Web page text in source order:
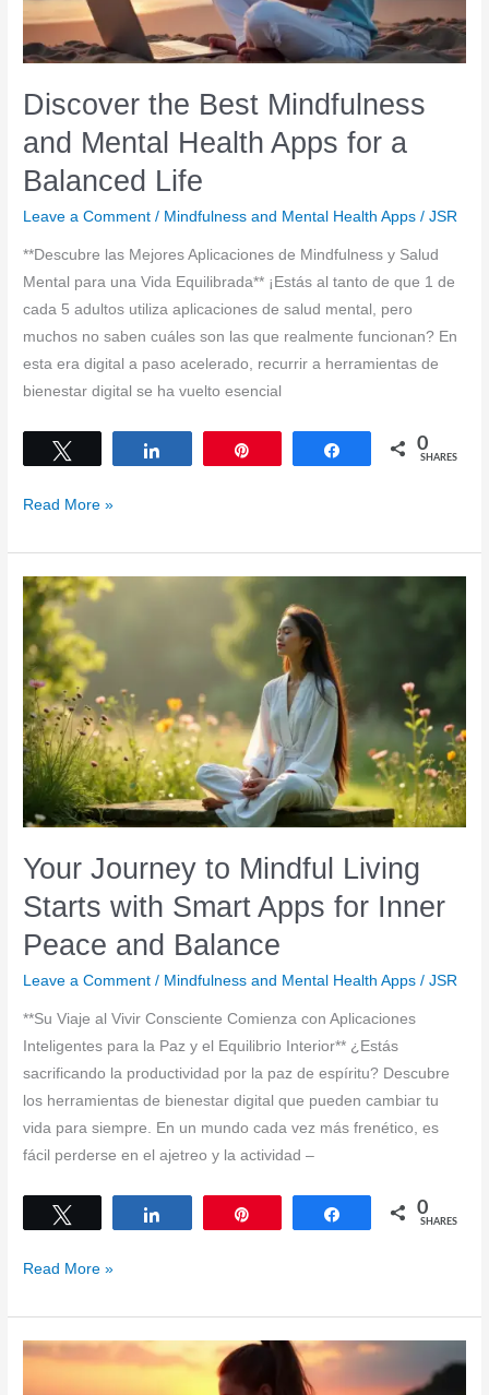
Inner
Peace
Discover the Best Mindfulness
and Mental Health Apps for a
Balanced Life
Leave a Comment / Mindfulness and Mental Health Apps /JSR
**Descubre las Mejores Aplicaciones de Mindfulness y Salud
Mental para una Vida Equilibrada** ¡Estás al tanto de que 1 de
cada 5 adultos utiliza aplicaciones de salud mental, pero
muchos no saben cuáles son las que realmente funcionan? En
esta era digital a paso acelerado, recurrir a herramientas de
bienestar digital se ha vuelto esencial
Share 0
SHARES
Discover
Best
Mindfulness
and
Mental
Health
Apps
for
a
Balanced
Read More »
Your Journey to Mindful Living
Starts with Smart Apps for Inner
Peace and Balance
Leave a Comment / Mindfulness and Mental Health Apps /JSR
**Su Viaje al Vivir Consciente Comienza con Aplicaciones
Inteligentes para la Paz y el Equilibrio Interior** ¿Estás
sacrificando la productividad por la paz de espíritu? Descubre
los herramientas de bienestar digital que pueden cambiar tu
vida para siempre. En un mundo cada vez más frenético, es
fácil perderse en el ajetreo y la actividad –
Share 0
SHARES
Your
to
Mindful
Read More »